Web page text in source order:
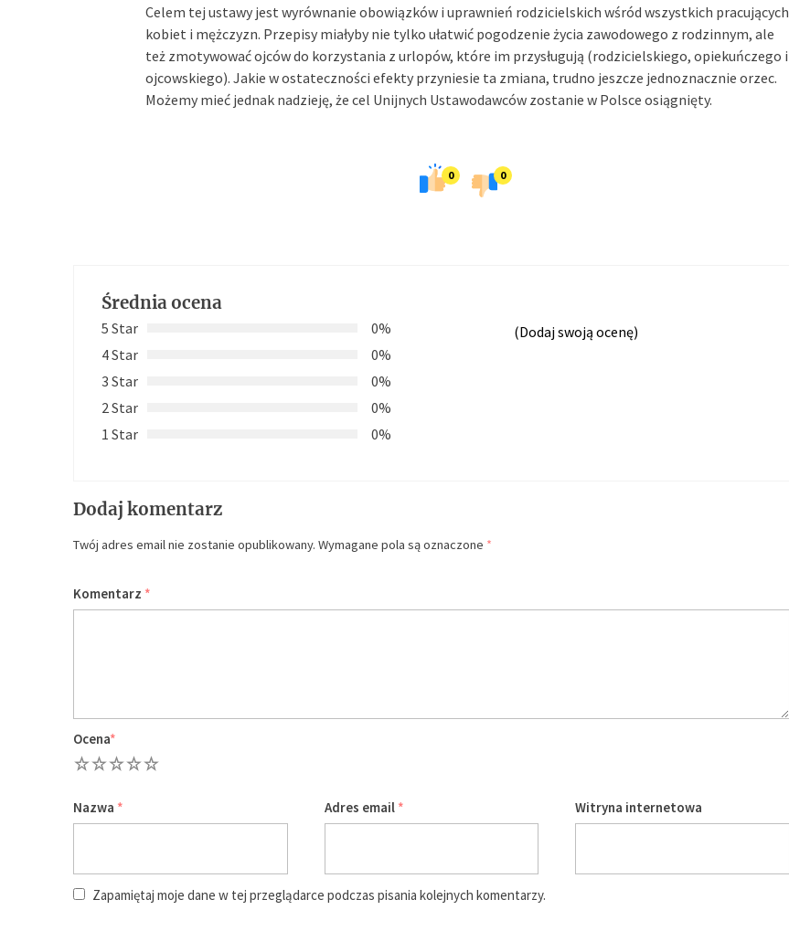
Celem tej ustawy jest wyrównanie obowiązków i uprawnień rodzicielskich wśród wszystkich pracujących
kobiet i mężczyzn. Przepisy miałyby nie tylko ułatwić pogodzenie życia zawodowego z rodzinnym, ale
też zmotywować ojców do korzystania z urlopów, które im przysługują (rodzicielskiego, opiekuńczego i
ojcowskiego). Jakie w ostateczności efekty przyniesie ta zmiana, trudno jeszcze jednoznacznie orzec.
Możemy mieć jednak nadzieję, że cel Unijnych Ustawodawców zostanie w Polsce osiągnięty.
0 0
Średnia ocena
5 Star
0%
4 Star
0%
3 Star
0%
2 Star
0%
1 Star
0%
(Dodaj swoją ocenę)
Dodaj komentarz
Twój adres email nie zostanie opublikowany. Wymagane pola są oznaczone *
Komentarz *
Ocena*
5
4
3
2
Nazwa * Adres email * Witryna internetowa
Zapamiętaj moje dane w tej przeglądarce podczas pisania kolejnych komentarzy.